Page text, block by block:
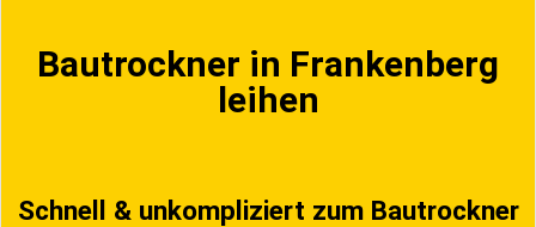
Bautrockner in Frankenberg
leihen
Schnell & unkompliziert zum Bautrockner